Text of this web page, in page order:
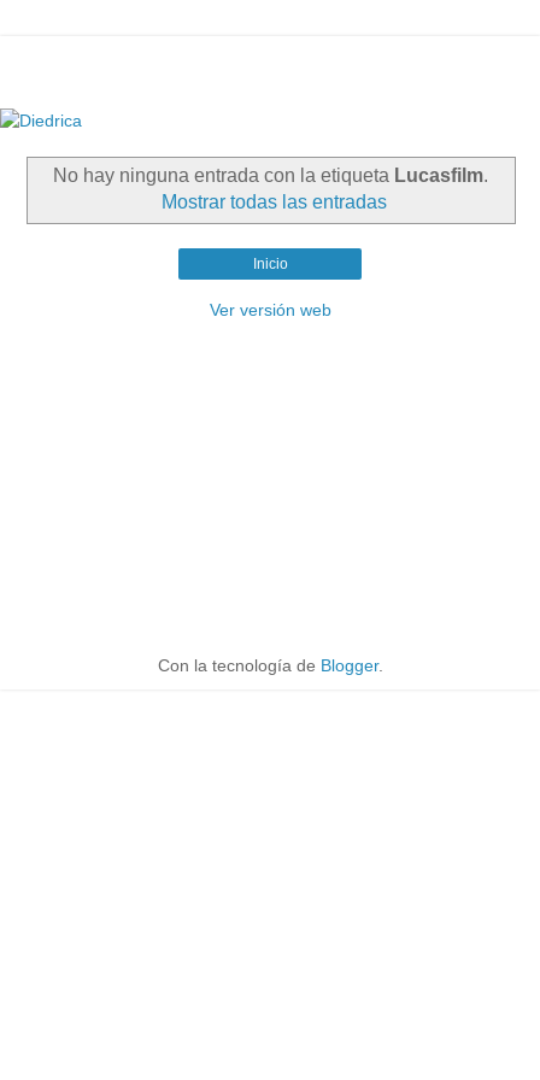
No hay ninguna entrada con la etiqueta Lucasfilm.
Mostrar todas las entradas
Inicio
Ver versión web
Con la tecnología de Blogger.